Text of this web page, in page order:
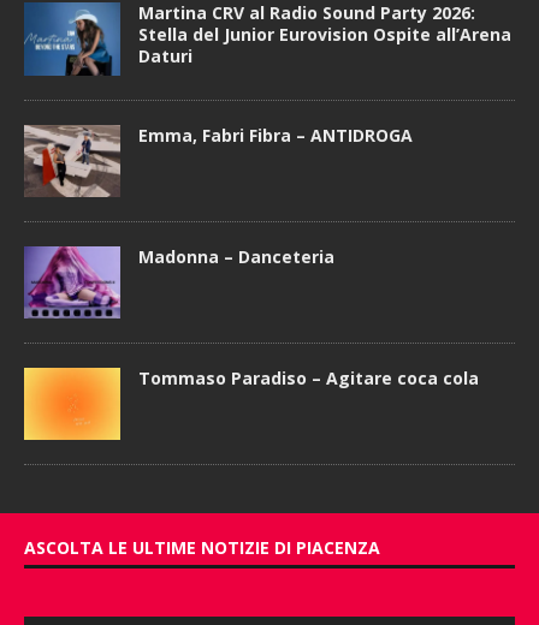
Martina CRV al Radio Sound Party 2026:
Stella del Junior Eurovision Ospite all’Arena
Daturi
Emma, Fabri Fibra – ANTIDROGA
Madonna – Danceteria
Tommaso Paradiso – Agitare coca cola
ASCOLTA LE ULTIME NOTIZIE DI PIACENZA